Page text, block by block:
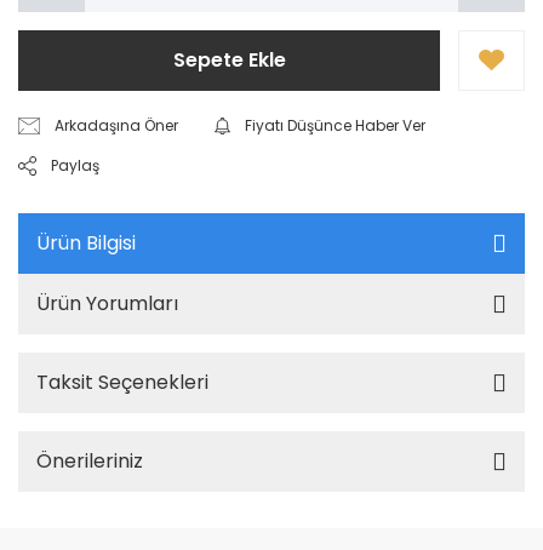
Sepete Ekle
Arkadaşına Öner
Fiyatı Düşünce Haber Ver
Paylaş
Ürün Bilgisi
Ürün Yorumları
Taksit Seçenekleri
Önerileriniz